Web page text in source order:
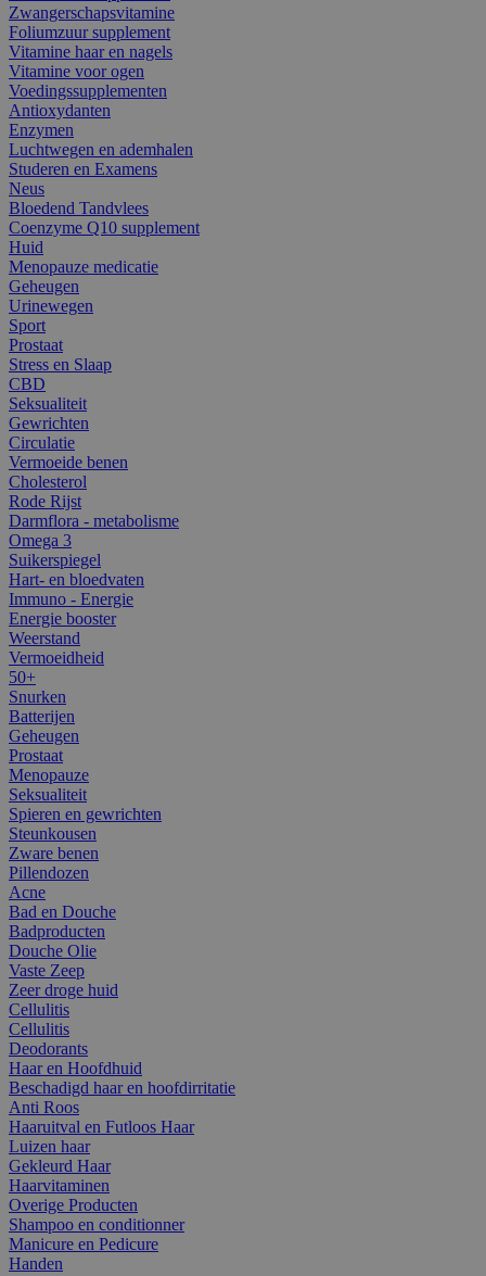
Zwangerschapsvitamine
Foliumzuur supplement
Vitamine haar en nagels
Vitamine voor ogen
Voedingssupplementen
Antioxydanten
Enzymen
Luchtwegen en ademhalen
Studeren en Examens
Neus
Bloedend Tandvlees
Coenzyme Q10 supplement
Huid
Menopauze medicatie
Geheugen
Urinewegen
Sport
Prostaat
Stress en Slaap
CBD
Seksualiteit
Gewrichten
Circulatie
Vermoeide benen
Cholesterol
Rode Rijst
Darmflora - metabolisme
Omega 3
Suikerspiegel
Hart- en bloedvaten
Immuno - Energie
Energie booster
Weerstand
Vermoeidheid
50+
Snurken
Batterijen
Geheugen
Prostaat
Menopauze
Seksualiteit
Spieren en gewrichten
Steunkousen
Zware benen
Pillendozen
Acne
Bad en Douche
Badproducten
Douche Olie
Vaste Zeep
Zeer droge huid
Cellulitis
Cellulitis
Deodorants
Haar en Hoofdhuid
Beschadigd haar en hoofdirritatie
Anti Roos
Haaruitval en Futloos Haar
Luizen haar
Gekleurd Haar
Haarvitaminen
Overige Producten
Shampoo en conditionner
Manicure en Pedicure
Handen